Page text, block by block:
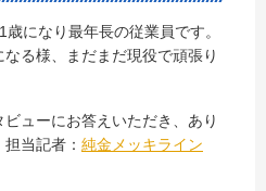
になり最年長の従業員です。
る様、まだまだ現役で頑張り
ューにお答えいただき、あり
当記者： 純金メッキライン